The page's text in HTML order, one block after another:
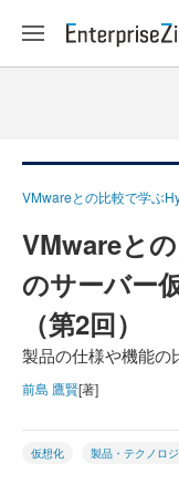
VMwareとの比較で学ぶ
VMwareと
のサーバー
（第2回）
製品の仕様や機能の
前島 鷹賢[著]
仮想化 製品・テクノロ